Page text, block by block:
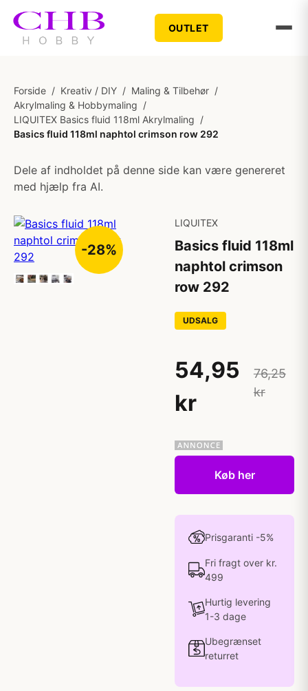
OUTLET
Forside / Kreativ / DIY / Maling & Tilbehør /
Akrylmaling & Hobbymaling /
LIQUITEX Basics fluid 118ml Akrylmaling /
Basics fluid 118ml naphtol crimson row 292
Dele af indholdet på denne side kan være genereret
med hjælp fra AI.
-28%
LIQUITEX
Basics fluid 118ml
naphtol crimson
row 292
UDSALG
54,95
kr
76,25
kr
Køb her
Prisgaranti -5%
Fri fragt over kr.
499
Hurtig levering
1-3 dage
Ubegrænset
returret